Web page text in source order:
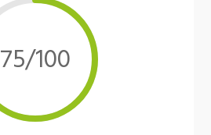
75/100